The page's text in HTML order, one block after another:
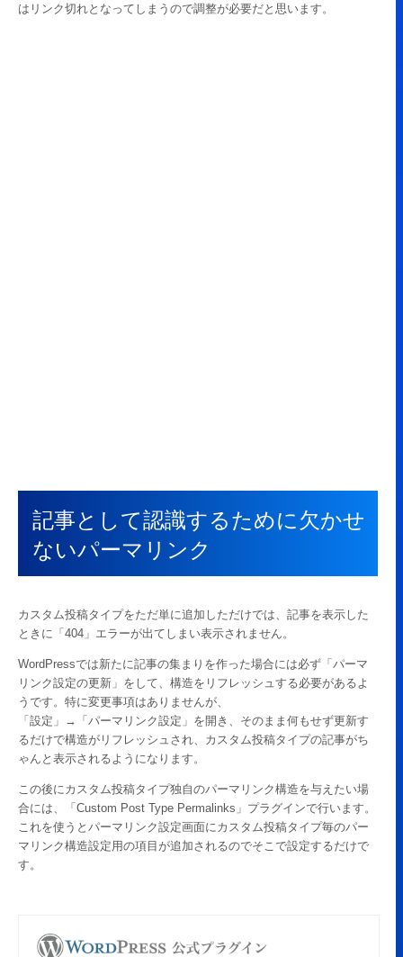
はリンク切れとなってしまうので調整が必要だと思います。
記事として認識するために欠かせ
ないパーマリンク
カスタム投稿タイプをただ単に追加しただけでは、記事を表示した
ときに「404」エラーが出てしまい表示されません。
WordPressでは新たに記事の集まりを作った場合には必ず「パーマ
リンク設定の更新」をして、構造をリフレッシュする必要があるよ
うです。特に変更事項はありませんが、
「設定」→「パーマリンク設定」を開き、そのまま何もせず更新す
るだけで構造がリフレッシュされ、カスタム投稿タイプの記事がち
ゃんと表示されるようになります。
この後にカスタム投稿タイプ独自のパーマリンク構造を与えたい場
合には、「Custom Post Type Permalinks」プラグインで行います。
これを使うとパーマリンク設定画面にカスタム投稿タイプ毎のパー
マリンク構造設定用の項目が追加されるのでそこで設定するだけで
す。